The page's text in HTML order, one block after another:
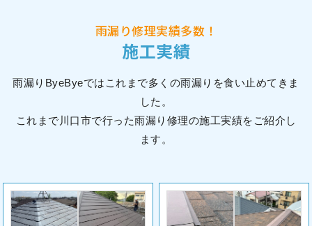
雨漏り修理実績多数！
施工実績
雨漏りByeByeではこれまで多くの雨漏りを食い止めてきま
した。
これまで川口市で行った雨漏り修理の施工実績をご紹介し
ます。